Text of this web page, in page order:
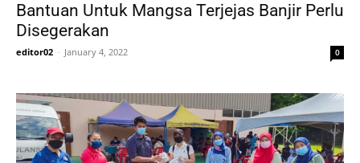
Bantuan Untuk Mangsa Terjejas Banjir Perlu
Disegerakan
editor02 - January 4, 2022 0